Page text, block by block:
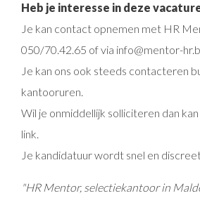
Heb je interesse in deze
Je kan contact opnemen met HR
050/70.42.65 of via info@mentor-
Je kan ons ook steeds contacteren
kantooruren.
Wil je onmiddellijk solliciteren dan
link.
Je kandidatuur wordt snel en
"HR Mentor, selectiekantoor in